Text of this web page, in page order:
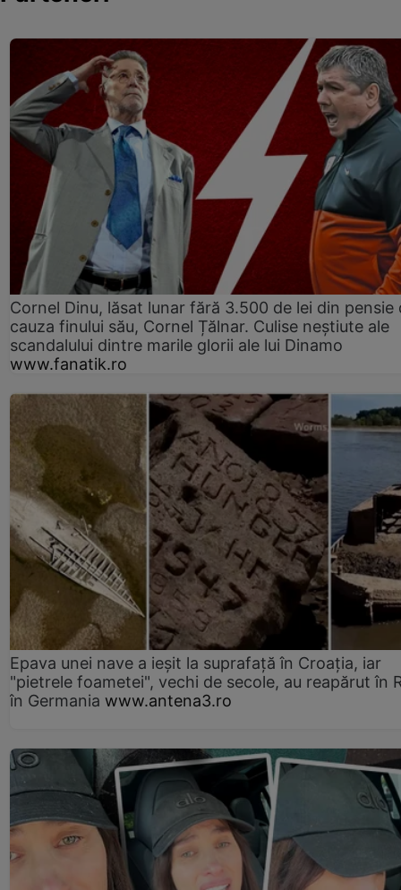
Cornel Dinu, lăsat lunar fără 3.500 de lei din pensie
cauza finului său, Cornel Țălnar. Culise neștiute ale
scandalului dintre marile glorii ale lui Dinamo
www.fanatik.ro
Epava unei nave a ieșit la suprafață în Croația, iar
"pietrele foametei", vechi de secole, au reapărut în
în Germania www.antena3.ro